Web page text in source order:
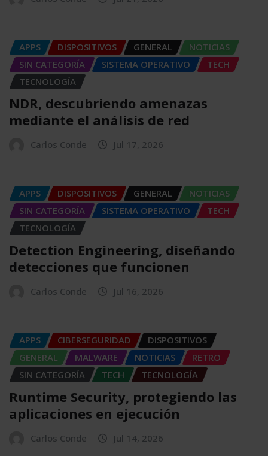
APPS DISPOSITIVOS GENERAL
NOTICIAS
SIN CATEGORÍA
SISTEMA OPERATIVO
TECH
TECNOLOGÍA
NDR, descubriendo amenazas
mediante el análisis de red
Carlos Conde Jul 17, 2026
APPS DISPOSITIVOS GENERAL
NOTICIAS
SIN CATEGORÍA
SISTEMA OPERATIVO
TECH
TECNOLOGÍA
Detection Engineering, diseñando
detecciones que funcionen
Carlos Conde Jul 16, 2026
APPS CIBERSEGURIDAD
DISPOSITIVOS
GENERAL
MALWARE NOTICIAS
RETRO
SIN CATEGORÍA
TECH TECNOLOGÍA
Runtime Security, protegiendo las
aplicaciones en ejecución
Carlos Conde Jul 14, 2026